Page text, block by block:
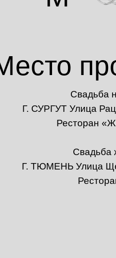
Свадьба
Г. СУРГУТ Улица
Ресторан
Свадьба
Г. ТЮМЕНЬ Улица